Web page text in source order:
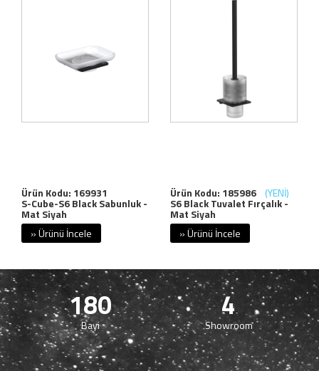
Ürün Kodu: 169931
S-Cube-S6 Black Sabunluk -
Mat Siyah
» Ürünü İncele
Ürün Kodu: 185986 (YENİ)
S6 Black Tuvalet Fırçalık -
Mat Siyah
» Ürünü İncele
180
Bayi
4
Showroom